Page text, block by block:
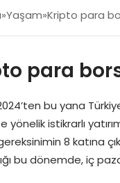
Yaşam Kripto para
para
bu yana
yönelik istikrarlı
8 katına
bu dönemde, iç